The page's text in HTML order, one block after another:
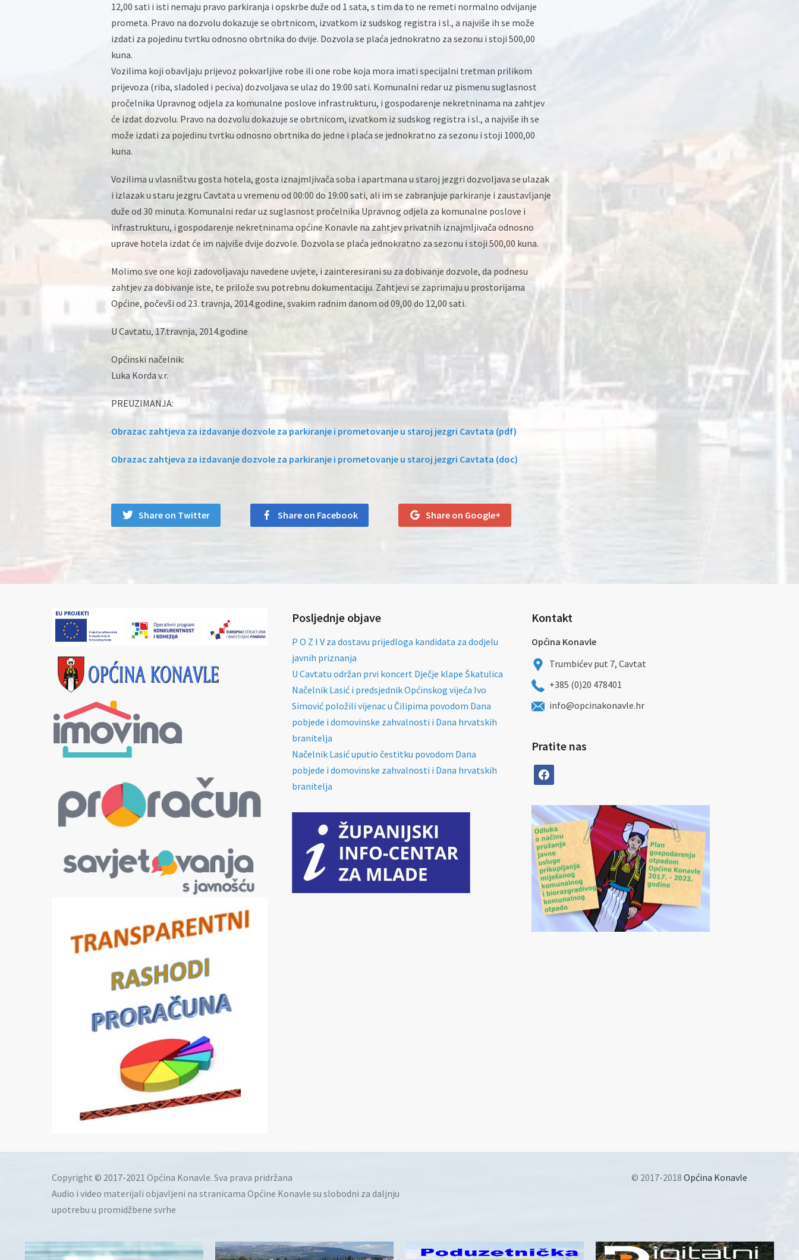
12,00 sati i isti nemaju pravo parkiranja i opskrbe duže od 1 sata, s tim da to ne remeti normalno odvijanje
prometa. Pravo na dozvolu dokazuje se obrtnicom, izvatkom iz sudskog registra i sl., a najviše ih se može
izdati za pojedinu tvrtku odnosno obrtnika do dvije. Dozvola se plaća jednokratno za sezonu i stoji 500,00
kuna.
Vozilima koji obavljaju prijevoz pokvarljive robe ili one robe koja mora imati specijalni tretman prilikom
prijevoza (riba, sladoled i peciva) dozvoljava se ulaz do 19:00 sati. Komunalni redar uz pismenu suglasnost
pročelnika Upravnog odjela za komunalne poslove infrastrukturu, i gospodarenje nekretninama na zahtjev
će izdat dozvolu. Pravo na dozvolu dokazuje se obrtnicom, izvatkom iz sudskog registra i sl., a najviše ih se
može izdati za pojedinu tvrtku odnosno obrtnika do jedne i plaća se jednokratno za sezonu i stoji 1000,00
kuna.
Vozilima u vlasništvu gosta hotela, gosta iznajmljivača soba i apartmana u staroj jezgri dozvoljava se ulazak
i izlazak u staru jezgru Cavtata u vremenu od 00:00 do 19:00 sati, ali im se zabranjuje parkiranje i zaustavljanje
duže od 30 minuta. Komunalni redar uz suglasnost pročelnika Upravnog odjela za komunalne poslove i
infrastrukturu, i gospodarenje nekretninama općine Konavle na zahtjev privatnih iznajmljivača odnosno
uprave hotela izdat će im najviše dvije dozvole. Dozvola se plaća jednokratno za sezonu i stoji 500,00 kuna.
Molimo sve one koji zadovoljavaju navedene uvjete, i zainteresirani su za dobivanje dozvole, da podnesu
zahtjev za dobivanje iste, te prilože svu potrebnu dokumentaciju. Zahtjevi se zaprimaju u prostorijama
Općine, počevši od 23. travnja, 2014.godine, svakim radnim danom od 09,00 do 12,00 sati.
U Cavtatu, 17.travnja, 2014.godine
Općinski načelnik:
Luka Korda v.r.
PREUZIMANJA:
Obrazac zahtjeva za izdavanje dozvole za parkiranje i prometovanje u staroj jezgri Cavtata (pdf)
Obrazac zahtjeva za izdavanje dozvole za parkiranje i prometovanje u staroj jezgri Cavtata (doc)
Share on Twitter Share on Facebook Share on Google+
Posljednje objave
P O Z I V za dostavu prijedloga kandidata za dodjelu
javnih priznanja
U Cavtatu održan prvi koncert Dječje klape Škatulica
Načelnik Lasić i predsjednik Općinskog vijeća Ivo
Simović položili vijenac u Čilipima povodom Dana
pobjede i domovinske zahvalnosti i Dana hrvatskih
branitelja
Načelnik Lasić uputio čestitku povodom Dana
pobjede i domovinske zahvalnosti i Dana hrvatskih
branitelja
Kontakt
Općina Konavle
Trumbićev put 7, Cavtat
+385 (0)20 478401
info@opcinakonavle.hr
Pratite nas
facebook
Copyright © 2017-2021 Općina Konavle. Sva prava pridržana
Audio i video materijali objavljeni na stranicama Općine Konavle su slobodni za daljnju
upotrebu u promidžbene svrhe
© 2017-2018 Općina Konavle